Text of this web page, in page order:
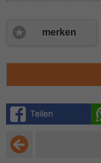
merken
Teilen